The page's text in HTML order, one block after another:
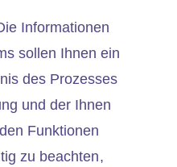
Informationen
sollen Ihnen ein
des Prozesses
und der Ihnen
Funktionen
zu beachten,